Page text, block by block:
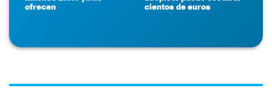
ofrecen
cientos de euros